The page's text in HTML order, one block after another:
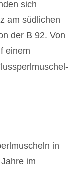
sich
am südlichen
der B 92. Von
einem
in
im